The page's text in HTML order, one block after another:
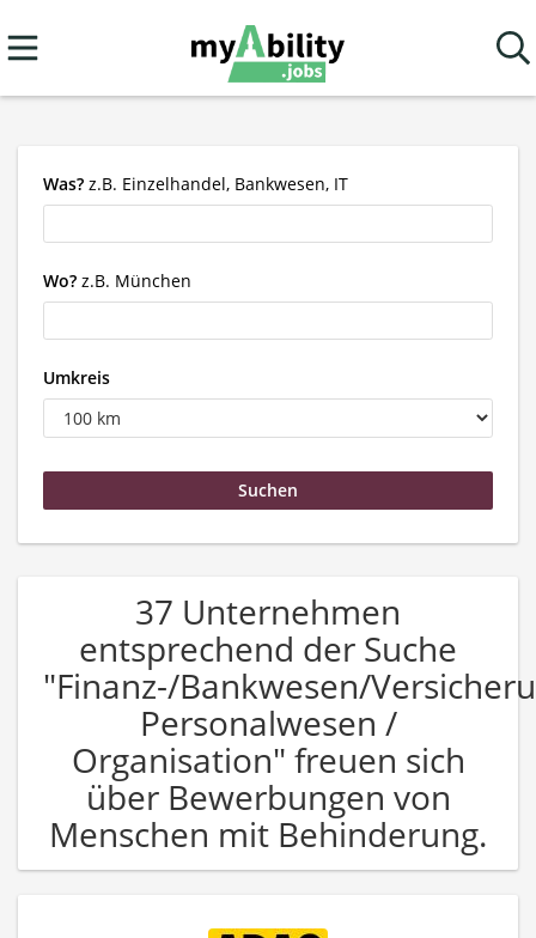
Was? z.B. Einzelhandel, Bankwesen, IT
Wo? z.B. München
Umkreis
37 Unternehmen
entsprechend der Suche
"Finanz-/Bankwesen/
Personalwesen /
Organisation" freuen sich
über Bewerbungen von
Menschen mit Behinderung.